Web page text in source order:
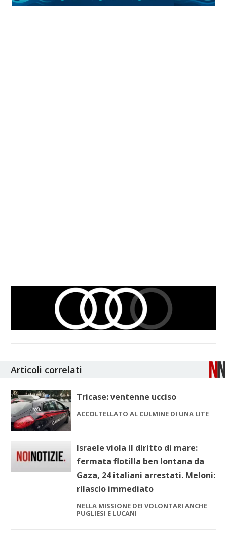
Articoli correlati
Tricase: ventenne ucciso
ACCOLTELLATO AL CULMINE DI UNA LITE
Israele vìola il diritto di mare:
fermata flotilla ben lontana da
Gaza, 24 italiani arrestati. Meloni:
rilascio immediato
NELLA MISSIONE DEI VOLONTARI ANCHE
PUGLIESI E LUCANI